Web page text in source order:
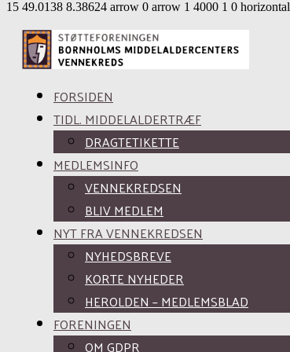
15 49.0138 8.38624 arrow 0 arrow 1 4000 1 0 horizontal
FORSIDEN
TIDL. MIDDELALDERTRÆF
DRAGTETIKETTE
MEDLEMSINFO
VENNEKREDSEN
BLIV MEDLEM
NYT FRA VENNEKREDSEN
NYHEDSBREVE
KORTE NYHEDER
HEROLDEN – MEDLEMSBLAD
FORENINGEN
OM GDPR